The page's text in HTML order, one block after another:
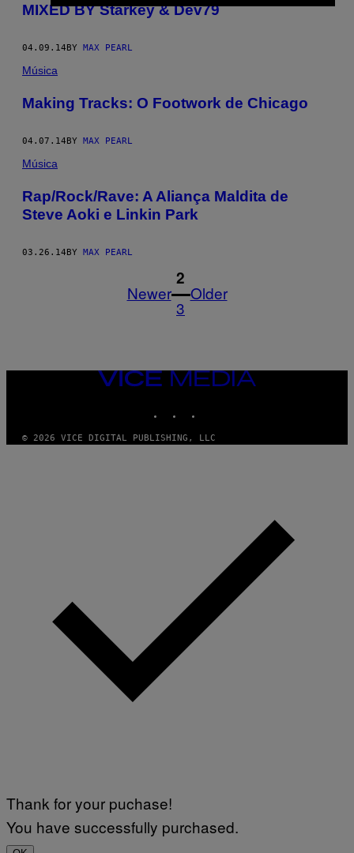
MIXED BY Starkey & Dev79
04.09.14BY MAX PEARL
Música
Making Tracks: O Footwork de Chicago
04.07.14BY MAX PEARL
Música
Rap/Rock/Rave: A Aliança Maldita de
Steve Aoki e Linkin Park
03.26.14BY MAX PEARL
Newer
1
2
3
Older
VICE
MEDIA
© 2026 VICE DIGITAL PUBLISHING, LLC
Thank for your puchase!
You have successfully purchased.